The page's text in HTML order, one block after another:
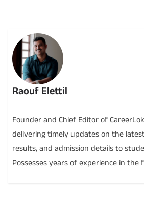
Raouf Elettil
Founder and Chief Editor of
delivering timely updates on the
results, and admission details to
Possesses years of experience in the